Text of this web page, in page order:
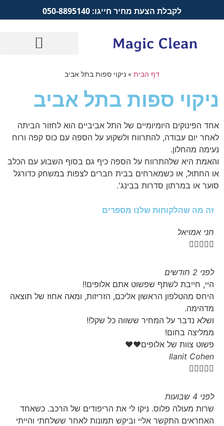
לקבלת הצעת מחיר חייגו: 050-8895140
דף הבית » ניקוי ספות בתל אביב
ניקוי ספות בתל אביב
אחד הפינוקים היומיומיים של התל אביביים הוא לחזור הביתה
לאחר יום עבודה, להתרווח ולשקוע על הספה עם כוס קפה ורוח
נעימה מהחלון.
והאמת היא שלהתרווח על הספה כיף גם בסוף השבוע עם הכלב
או החתול, או כשמארחים בבית חברים לצפות במשחק כדורגל
סוער או במרתון סדרות בבינג'.
זה מה שהלקוחות שלנו מספרים
חני אמויאל

לפני 2 חודשים
היי, חייבת לשתף שפשוט אתם אלופים!!
היחס מהטלפון הראשון אליכם, הזריזות, ומאה אחוז של תוצאה
מדהימה.
ושלא נדבר על המחיר ששווה כל שקל!!
ממליצה בחום!
פשוט צוות של אלופים❤❤
Ilanit Cohen

לפני 4 שבועות
שרות מעולה פלוס. ניקו לי את הריפודים של הרכב. כשאחד
האחראים התקשר אליי וביקש תמונות לאחר ששלחתי והייתי